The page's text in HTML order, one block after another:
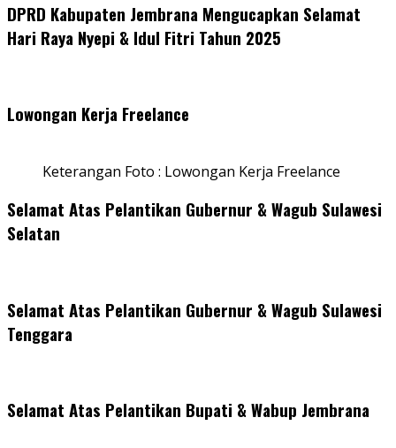
DPRD Kabupaten Jembrana Mengucapkan Selamat
Hari Raya Nyepi & Idul Fitri Tahun 2025
Lowongan Kerja Freelance
Keterangan Foto : Lowongan Kerja Freelance
Selamat Atas Pelantikan Gubernur & Wagub Sulawesi
Selatan
Selamat Atas Pelantikan Gubernur & Wagub Sulawesi
Tenggara
Selamat Atas Pelantikan Bupati & Wabup Jembrana